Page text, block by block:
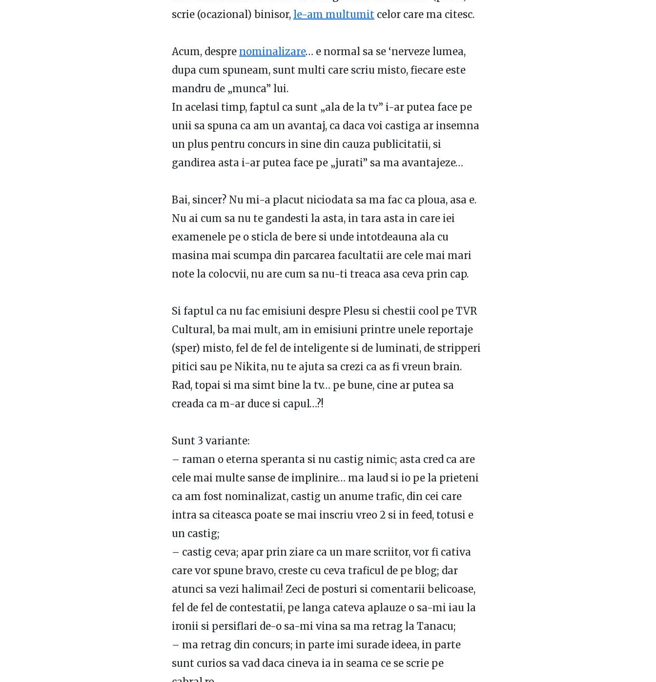
scrie (ocazional) binisor, le-am multumit celor care ma citesc.
Acum, despre nominalizare… e normal sa se ‘nerveze lumea,
dupa cum spuneam, sunt multi care scriu misto, fiecare este
mandru de „munca” lui.
In acelasi timp, faptul ca sunt „ala de la tv” i-ar putea face pe
unii sa spuna ca am un avantaj, ca daca voi castiga ar insemna
un plus pentru concurs in sine din cauza publicitatii, si
gandirea asta i-ar putea face pe „jurati” sa ma avantajeze…
Bai, sincer? Nu mi-a placut niciodata sa ma fac ca ploua, asa e.
Nu ai cum sa nu te gandesti la asta, in tara asta in care iei
examenele pe o sticla de bere si unde intotdeauna ala cu
masina mai scumpa din parcarea facultatii are cele mai mari
note la colocvii, nu are cum sa nu-ti treaca asa ceva prin cap.
Si faptul ca nu fac emisiuni despre Plesu si chestii cool pe TVR
Cultural, ba mai mult, am in emisiuni printre unele reportaje
(sper) misto, fel de fel de inteligente si de luminati, de stripperi
pitici sau pe Nikita, nu te ajuta sa crezi ca as fi vreun brain.
Rad, topai si ma simt bine la tv… pe bune, cine ar putea sa
creada ca m-ar duce si capul…?!
Sunt 3 variante:
– raman o eterna speranta si nu castig nimic; asta cred ca are
cele mai multe sanse de implinire… ma laud si io pe la prieteni
ca am fost nominalizat, castig un anume trafic, din cei care
intra sa citeasca poate se mai inscriu vreo 2 si in feed, totusi e
un castig;
– castig ceva; apar prin ziare ca un mare scriitor, vor fi cativa
care vor spune bravo, creste cu ceva traficul de pe blog; dar
atunci sa vezi halimai! Zeci de posturi si comentarii belicoase,
fel de fel de contestatii, pe langa cateva aplauze o sa-mi iau la
ironii si persiflari de-o sa-mi vina sa ma retrag la Tanacu;
– ma retrag din concurs; in parte imi surade ideea, in parte
sunt curios sa vad daca cineva ia in seama ce se scrie pe